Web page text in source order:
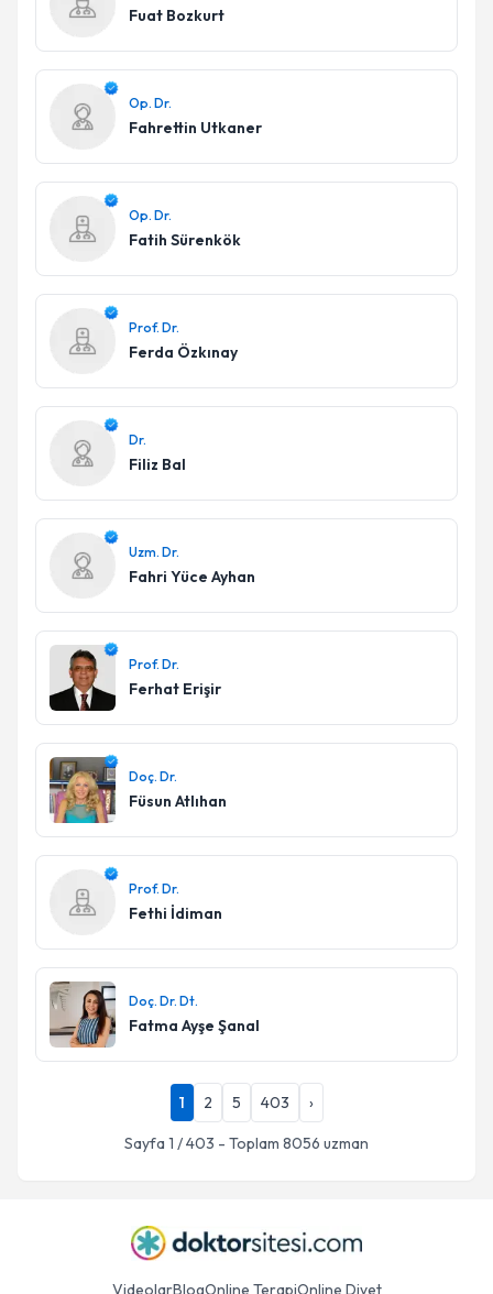
Fuat Bozkurt
Op. Dr.
Fahrettin Utkaner
Op. Dr.
Fatih Sürenkök
Prof. Dr.
Ferda Özkınay
Dr.
Filiz Bal
Uzm. Dr.
Fahri Yüce Ayhan
Prof. Dr.
Ferhat Erişir
Doç. Dr.
Füsun Atlıhan
Prof. Dr.
Fethi İdiman
Doç. Dr. Dt.
Fatma Ayşe Şanal
1 2 5 403 ›
Sayfa 1 /403 - Toplam 8056 uzman
VideolarBlogOnline TerapiOnline Diyet